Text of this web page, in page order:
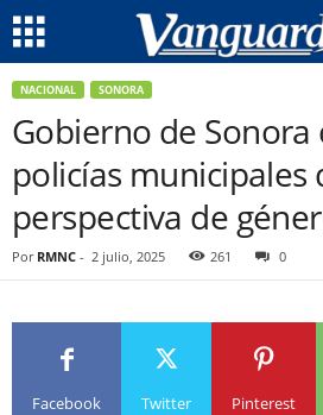
NACIONAL SONORA
Gobierno de Sonora
policías municipales
perspectiva de
Por RMNC - 2 julio, 2025 261 0
Facebook Twitter Pinterest